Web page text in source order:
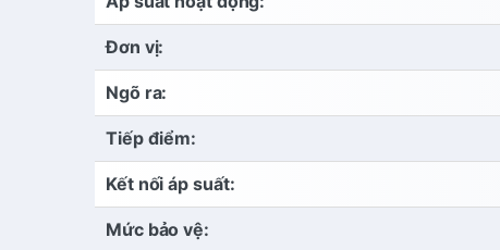
Đơn vị:
Ngõ ra:
Tiếp điểm:
Kết nối áp suất:
Mức bảo vệ: